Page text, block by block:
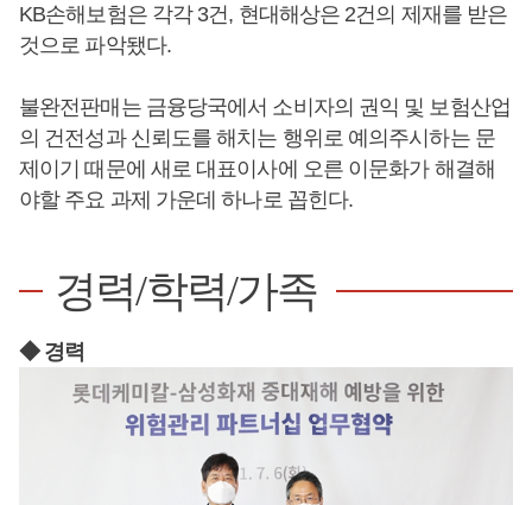
KB손해보험은 각각 3건, 현대해상은 2건의 제재를 받은
것으로 파악됐다.
불완전판매는 금융당국에서 소비자의 권익 및 보험산업
의 건전성과 신뢰도를 해치는 행위로 예의주시하는 문
제이기 때문에 새로 대표이사에 오른 이문화가 해결해
야할 주요 과제 가운데 하나로 꼽힌다.
경력/학력/가족
◆ 경력